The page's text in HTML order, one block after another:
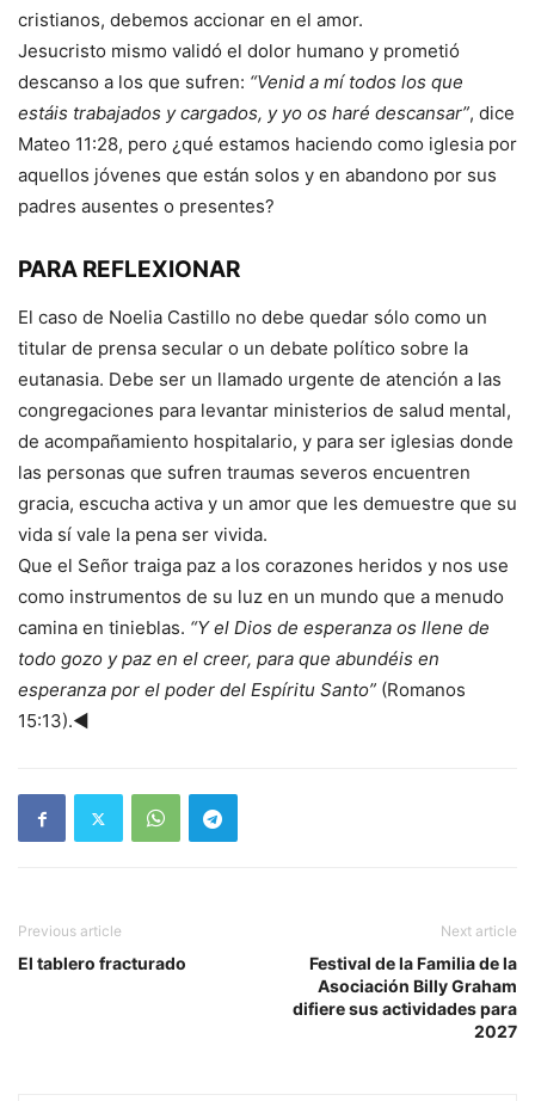
cristianos, debemos accionar en el amor.
Jesucristo mismo validó el dolor humano y prometió
descanso a los que sufren: “Venid a mí todos los que
estáis trabajados y cargados, y yo os haré descansar”, dice
Mateo 11:28, pero ¿qué estamos haciendo como iglesia por
aquellos jóvenes que están solos y en abandono por sus
padres ausentes o presentes?
PARA REFLEXIONAR
El caso de Noelia Castillo no debe quedar sólo como un
titular de prensa secular o un debate político sobre la
eutanasia. Debe ser un llamado urgente de atención a las
congregaciones para levantar ministerios de salud mental,
de acompañamiento hospitalario, y para ser iglesias donde
las personas que sufren traumas severos encuentren
gracia, escucha activa y un amor que les demuestre que su
vida sí vale la pena ser vivida.
Que el Señor traiga paz a los corazones heridos y nos use
como instrumentos de su luz en un mundo que a menudo
camina en tinieblas. “Y el Dios de esperanza os llene de
todo gozo y paz en el creer, para que abundéis en
esperanza por el poder del Espíritu Santo” (Romanos
15:13).◄
Previous article
El tablero fracturado
Next article
Festival de la Familia de la
Asociación Billy Graham
difiere sus actividades para
2027